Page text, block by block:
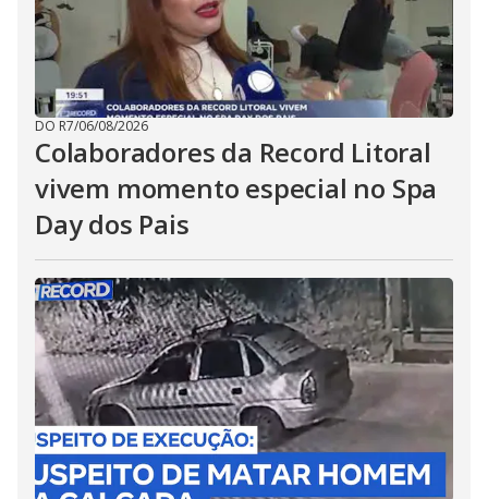
DO R7/06/08/2026
Colaboradores da Record Litoral
vivem momento especial no Spa
Day dos Pais